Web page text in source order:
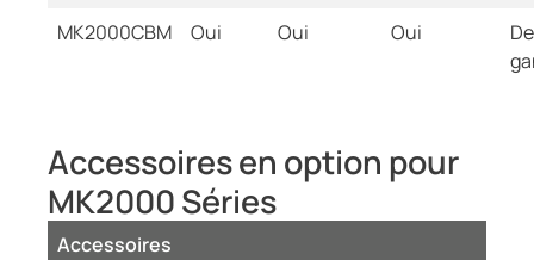
MK2000CBM
Oui Oui Oui
Accessoires en option pour
MK2000 Séries
Accessoires